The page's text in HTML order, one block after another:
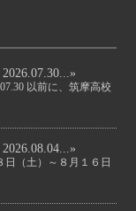
以前に、筑摩高校
（土）～８月１６日